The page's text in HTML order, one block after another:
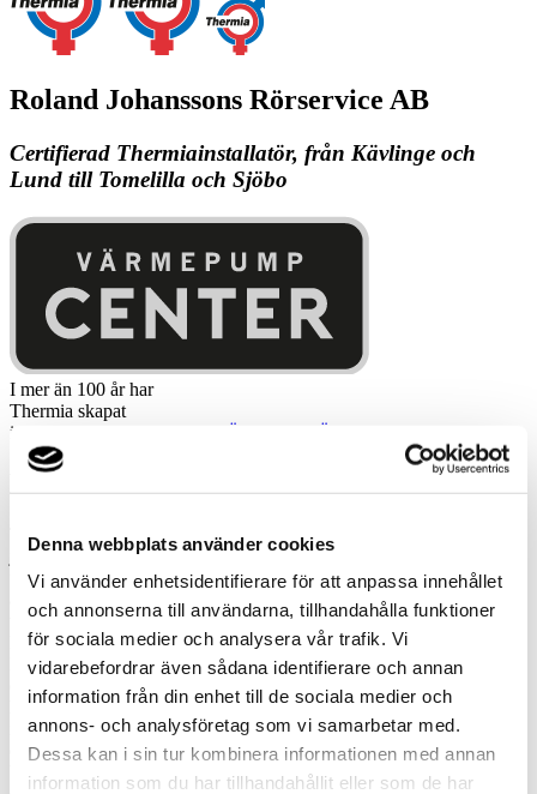
Denna webbplats använder cookies
Vi använder enhetsidentifierare för att anpassa innehållet
och annonserna till användarna, tillhandahålla funktioner
för sociala medier och analysera vår trafik. Vi
vidarebefordrar även sådana identifierare och annan
information från din enhet till de sociala medier och
annons- och analysföretag som vi samarbetar med.
Dessa kan i sin tur kombinera informationen med annan
information som du har tillhandahållit eller som de har
Roland Johanssons Rörservice AB
Certifierad Thermiainstallatör, från Kävlinge och
Lund till Tomelilla och Sjöbo
I mer än 100 år har
Thermia skapat
innovativa värmelösningar
Roland Johanssons Rörservice AB
Totalansvar värmepumpinstallationer Sedan slutet av 70-talet har vi
jobbat med Thermias värmepumpar och därför kan du lita på att du
får den bästa värmepumpen från marknadens ledande aktör
anpassad specifikt för ditt och husets behov. Utgångspunkten för vår
verksamhet är Vollsjö/Södra Sandby i södra Skåne. Vi arbetar även
kring Malmö, Lund, Kävlinge, Staffanstorp, Dalby, Veberöd,
Blentarp och Sjöbo. Med oss som värmepumpssamarbetspartner är
du fullständigt trygg med att vi alltid kommer att bistå med ett
hundraprocentigt totalansvar för hela värmepumpsinstallationen
inräknat borrning, grävning, finjustering, demontering och
elinstallationer. Vår expertis är nöjd service, professionellt underhåll,
bemötande och rådgivning. Vilken typ av värmepump som är passar